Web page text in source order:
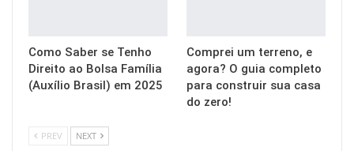
Como Saber se Tenho
Direito ao Bolsa Família
(Auxílio Brasil) em 2025
Comprei um terreno, e
agora? O guia completo
para construir sua casa
do zero!
PREV NEXT